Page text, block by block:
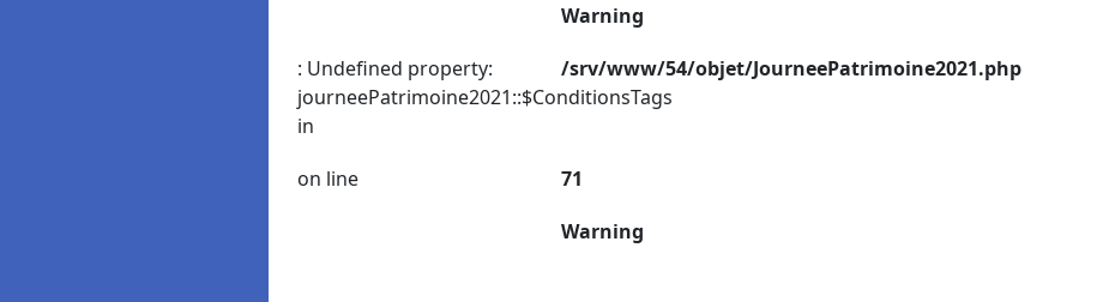
Warning
: Undefined property:
journeePatrimoine2021::$ConditionsTags
in
/srv/www/54/objet/JourneePatrimoine2021.php
on line
71
Warning